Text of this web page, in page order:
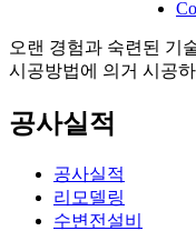
오랜 경험과 숙련된 기
시공방법에 의거 시공
공사실적
공사실적
리모델링
수변전설비